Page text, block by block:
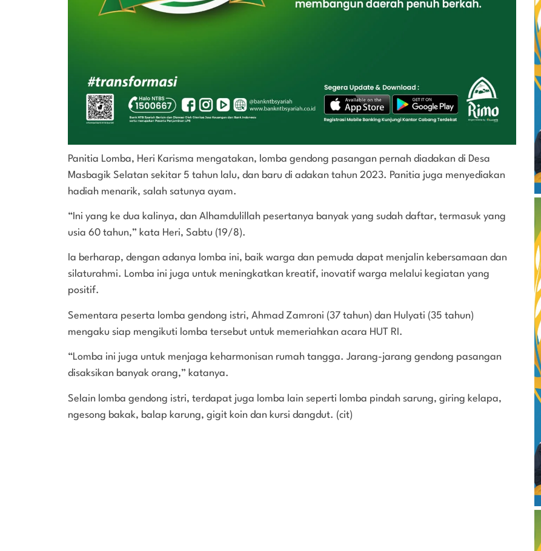
Panitia Lomba, Heri Karisma mengatakan, lomba gendong pasangan pernah diadakan di Desa
Masbagik Selatan sekitar 5 tahun lalu, dan baru di adakan tahun 2023. Panitia juga menyediakan
hadiah menarik, salah satunya ayam.
“Ini yang ke dua kalinya, dan Alhamdulillah pesertanya banyak yang sudah daftar, termasuk yang
usia 60 tahun,” kata Heri, Sabtu (19/8).
Ia berharap, dengan adanya lomba ini, baik warga dan pemuda dapat menjalin kebersamaan dan
silaturahmi. Lomba ini juga untuk meningkatkan kreatif, inovatif warga melalui kegiatan yang
positif.
Sementara peserta lomba gendong istri, Ahmad Zamroni (37 tahun) dan Hulyati (35 tahun)
mengaku siap mengikuti lomba tersebut untuk memeriahkan acara HUT RI.
“Lomba ini juga untuk menjaga keharmonisan rumah tangga. Jarang-jarang gendong pasangan
disaksikan banyak orang,” katanya.
Selain lomba gendong istri, terdapat juga lomba lain seperti lomba pindah sarung, giring kelapa,
ngesong bakak, balap karung, gigit koin dan kursi dangdut. (cit)